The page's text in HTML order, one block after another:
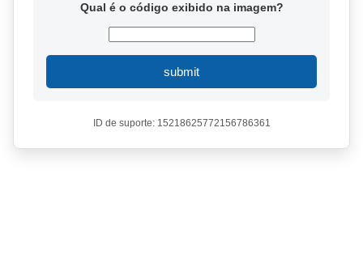
Qual é o código exibido na imagem?
submit
ID de suporte: 15218625772156786361